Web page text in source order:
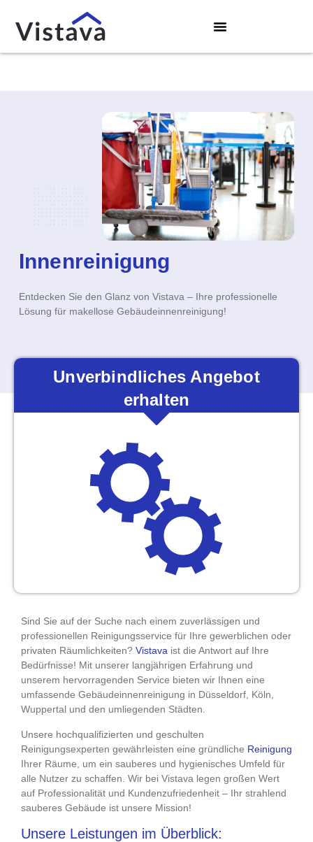
Innenreinigung
Entdecken Sie den Glanz von Vistava – Ihre professionelle
Lösung für makellose Gebäudeinnenreinigung!
Unverbindliches Angebot
erhalten
Sind Sie auf der Suche nach einem zuverlässigen und
professionellen Reinigungsservice für Ihre gewerblichen oder
privaten Räumlichkeiten? Vistava ist die Antwort auf Ihre
Bedürfnisse! Mit unserer langjährigen Erfahrung und
unserem hervorragenden Service bieten wir Ihnen eine
umfassende Gebäudeinnenreinigung in Düsseldorf, Köln,
Wuppertal und den umliegenden Städten.
Unsere hochqualifizierten und geschulten
Reinigungsexperten gewährleisten eine gründliche Reinigung
Ihrer Räume, um ein sauberes und hygienisches Umfeld für
alle Nutzer zu schaffen. Wir bei Vistava legen großen Wert
auf Professionalität und Kundenzufriedenheit – Ihr strahlend
sauberes Gebäude ist unsere Mission!
Unsere Leistungen im Überblick: